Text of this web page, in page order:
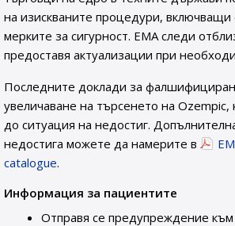
на изискваните процедури, включващи
мерките за сигурност. EMA следи
предоставя актуализации при
Последните доклади за
увеличаване на търсенето на
до ситуация на недостиг.
недостига можете да намерите в
catalogue.
Информация за пациентите
Отправя се предупреждение